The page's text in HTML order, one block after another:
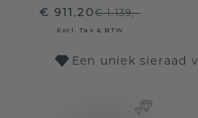
€ 911,20€ 1.139,-
Excl. Tax & BTW
Een uniek sieraad